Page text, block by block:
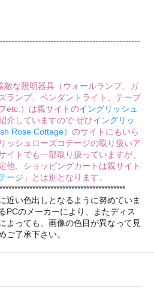
敵な照明器具（ウォールランプ、ガ
ランプ、ペンダントライト、テーブ
etc.）は親サイトのイングリッシュ
介していますので ぜひイングリッ
Rose Cottage） のサイトにもいら
ッシュローズコテージの取り扱いア
イトでも一部取り扱っていますが、
他、ショッピングカートは親サイト
ージ 」とは別となります。
近い色出しとなるように努めていま
PCのメーカーにより、またディス
よっても、画像の色目が異なって見
ご了承下さい。